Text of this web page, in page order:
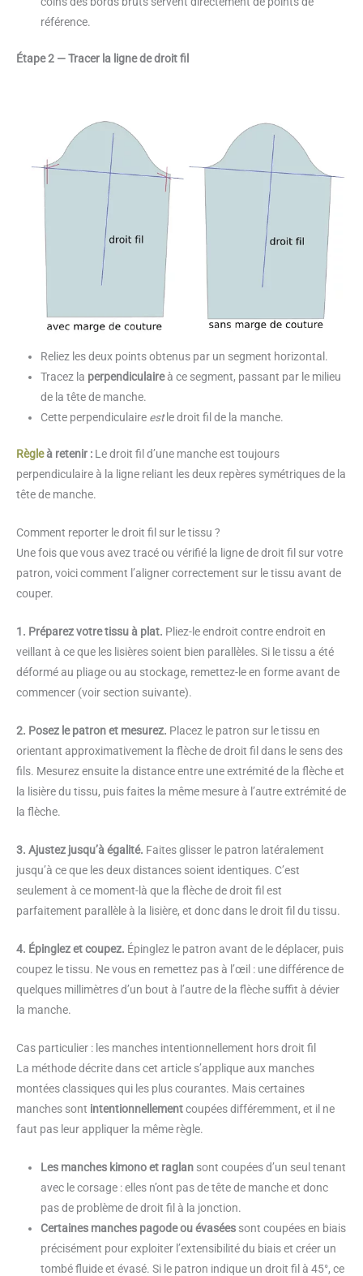
référence.
Étape 2 — Tracer la ligne de droit fil
Reliez les deux points obtenus par un segment horizontal.
Tracez la perpendiculaireà ce segment, passant par le milieu
de la tête de manche.
Cette perpendiculaire estle droit fil de la manche.
Règleà retenir : Le droit fil d’une manche est toujours
perpendiculaire à la ligne reliant les deux repères symétriques de la
tête de manche.
Comment reporter le droit fil sur le tissu ?
Une fois que vous avez tracé ou vérifié la ligne de droit fil sur votre
patron, voici comment l’aligner correctement sur le tissu avant de
couper.
1. Préparez votre tissu à plat. Pliez-le endroit contre endroit en
veillant à ce que les lisières soient bien parallèles. Si le tissu a été
déformé au pliage ou au stockage, remettez-le en forme avant de
commencer (voir section suivante).
2. Posez le patron et mesurez. Placez le patron sur le tissu en
orientant approximativement la flèche de droit fil dans le sens des
fils. Mesurez ensuite la distance entre une extrémité de la flèche et
la lisière du tissu, puis faites la même mesure à l’autre extrémité de
la flèche.
3. Ajustez jusqu’à égalité. Faites glisser le patron latéralement
jusqu’à ce que les deux distances soient identiques. C’est
seulement à ce moment-là que la flèche de droit fil est
parfaitement parallèle à la lisière, et donc dans le droit fil du tissu.
4. Épinglez et coupez. Épinglez le patron avant de le déplacer, puis
coupez le tissu. Ne vous en remettez pas à l’œil : une différence de
quelques millimètres d’un bout à l’autre de la flèche suffit à dévier
la manche.
Cas particulier : les manches intentionnellement hors droit fil
La méthode décrite dans cet article s’applique aux manches
montées classiques qui les plus courantes. Mais certaines
manches sont intentionnellementcoupées différemment, et il ne
faut pas leur appliquer la même règle.
Les manches kimono et raglan sont coupées d’un seul tenant
avec le corsage : elles n’ont pas de tête de manche et donc
pas de problème de droit fil à la jonction.
Certaines manches pagode ou évasées sont coupées en biais
précisément pour exploiter l’extensibilité du biais et créer un
tombé fluide et évasé. Si le patron indique un droit fil à 45°, ce